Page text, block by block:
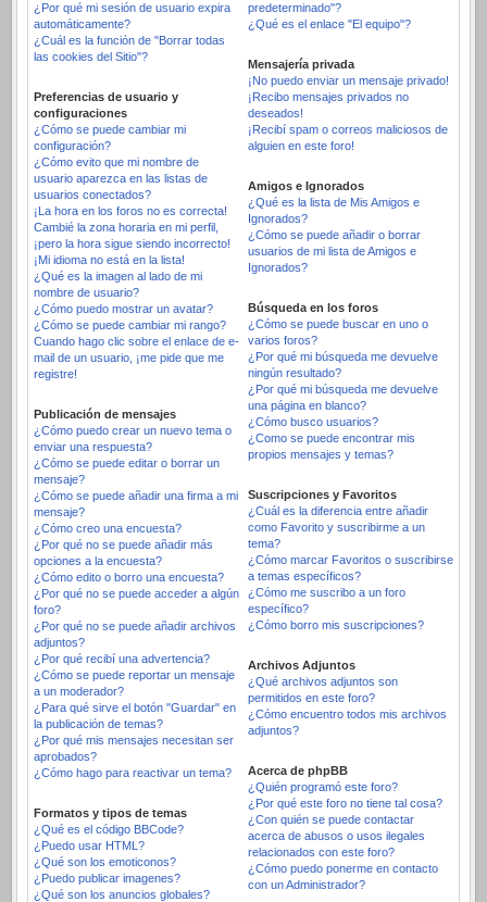
¿Por qué mi sesión de usuario expira
automáticamente?
¿Cuál es la función de "Borrar todas
las cookies del Sitio"?
Preferencias de usuario y
configuraciones
¿Cómo se puede cambiar mi
configuración?
¿Cómo evito que mi nombre de
usuario aparezca en las listas de
usuarios conectados?
¡La hora en los foros no es correcta!
Cambié la zona horaria en mi perfil,
¡pero la hora sigue siendo incorrecto!
¡Mi idioma no está en la lista!
¿Qué es la imagen al lado de mi
nombre de usuario?
¿Cómo puedo mostrar un avatar?
¿Cómo se puede cambiar mi rango?
Cuando hago clic sobre el enlace de e-
mail de un usuario, ¡me pide que me
registre!
Publicación de mensajes
¿Cómo puedo crear un nuevo tema o
enviar una respuesta?
¿Cómo se puede editar o borrar un
mensaje?
¿Cómo se puede añadir una firma a mi
mensaje?
¿Cómo creo una encuesta?
¿Por qué no se puede añadir más
opciones a la encuesta?
¿Cómo edito o borro una encuesta?
¿Por qué no se puede acceder a algún
foro?
¿Por qué no se puede añadir archivos
adjuntos?
¿Por qué recibí una advertencia?
¿Cómo se puede reportar un mensaje
a un moderador?
¿Para qué sirve el botón "Guardar" en
la publicación de temas?
¿Por qué mis mensajes necesitan ser
aprobados?
¿Cómo hago para reactivar un tema?
Formatos y tipos de temas
¿Qué es el código BBCode?
¿Puedo usar HTML?
¿Qué son los emoticonos?
¿Puedo publicar imagenes?
¿Qué son los anuncios globales?
predeterminado"?
¿Qué es el enlace "El equipo"?
Mensajería privada
¡No puedo enviar un mensaje privado!
¡Recibo mensajes privados no
deseados!
¡Recibí spam o correos maliciosos de
alguien en este foro!
Amigos e Ignorados
¿Qué es la lista de Mis Amigos e
Ignorados?
¿Cómo se puede añadir o borrar
usuarios de mi lista de Amigos e
Ignorados?
Búsqueda en los foros
¿Cómo se puede buscar en uno o
varios foros?
¿Por qué mi búsqueda me devuelve
ningún resultado?
¿Por qué mi búsqueda me devuelve
una página en blanco?
¿Cómo busco usuarios?
¿Como se puede encontrar mis
propios mensajes y temas?
Suscripciones y Favoritos
¿Cuál es la diferencia entre añadir
como Favorito y suscribirme a un
tema?
¿Cómo marcar Favoritos o suscribirse
a temas específicos?
¿Cómo me suscribo a un foro
específico?
¿Cómo borro mis suscripciones?
Archivos Adjuntos
¿Qué archivos adjuntos son
permitidos en este foro?
¿Cómo encuentro todos mis archivos
adjuntos?
Acerca de phpBB
¿Quién programó este foro?
¿Por qué este foro no tiene tal cosa?
¿Con quién se puede contactar
acerca de abusos o usos ilegales
relacionados con este foro?
¿Cómo puedo ponerme en contacto
con un Administrador?